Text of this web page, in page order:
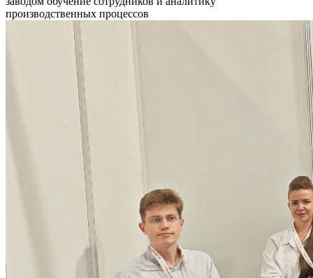
производственных процессов